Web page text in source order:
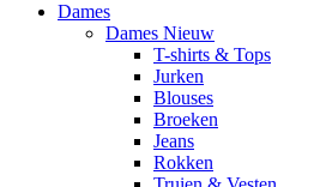
Dames
Dames Nieuw
T-shirts & Tops
Jurken
Blouses
Broeken
Jeans
Rokken